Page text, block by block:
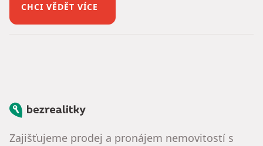
CHCI VĚDĚT VÍCE
Bezrealitky
Zajišťujeme prodej a pronájem nemovitostí s